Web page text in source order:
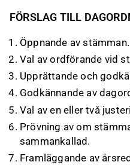
FÖRSLAG TILL
Öppnande av stämman.
Val av ordförande vid
Upprättande och
Godkännande av
Val av en eller två
Prövning av om
sammankallad.
Framläggande av